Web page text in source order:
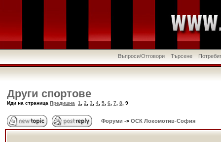
Въпроси/Отговори Търсене
Други спортове
Иди на страница Предишна 1 2 3 4 5 6 7 8 9
Форуми -> ОСК Локомотив-София